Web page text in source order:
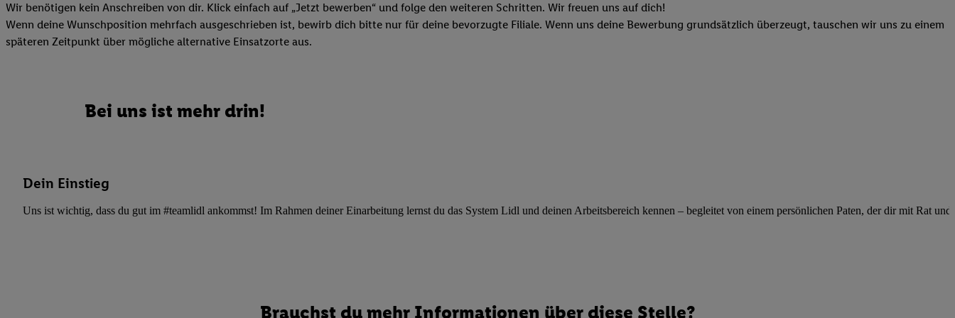
Wir benötigen kein Anschreiben von dir. Klick einfach auf „Jetzt bewerben“ und folge den weiteren Schritten. Wir freuen uns auf dich!
Wenn deine Wunschposition mehrfach ausgeschrieben ist, bewirb dich bitte nur für deine bevorzugte Filiale. Wenn uns deine Bewerbung grundsätzlich überzeugt, tauschen wir uns zu einem
späteren Zeitpunkt über mögliche alternative Einsatzorte aus.
Bei uns ist mehr drin!
Dein Einstieg
Uns ist wichtig, dass du gut im #teamlidl ankommst! Im Rahmen deiner Einarbeitung lernst du das System Lidl und deinen Arbeitsbereich kennen – begleitet von einem persönlichen Paten, der dir mit Rat und
Brauchst du mehr Informationen über diese Stelle?
Verwendungszwecke oder Partner zulassen; das gilt auch für die nachfolgend schlagwortartig benannten Zwecke
und Funktionen im Rahmen des Einsatzes des IAB TCF für Werbung und Erfolgsmessung:
Messung des Erfolgs von Werbekampagnen durch TTD und Nutzung der Telekommunikations-basierten Utiq-
Technologie für digitales Marketing, sowie:
zur Auswahl personalisierter Werbung.